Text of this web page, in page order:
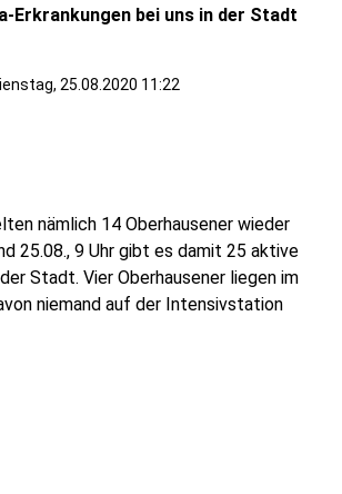
Erkrankungen bei uns in der Stadt
25.08.2020 11:22
nämlich 14 Oberhausener wieder
25.08., 9 Uhr gibt es damit 25 aktive
Stadt. Vier Oberhausener liegen im
niemand auf der Intensivstation